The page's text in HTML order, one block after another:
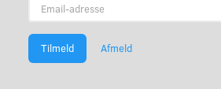
adresse
Tilmeld Afmeld